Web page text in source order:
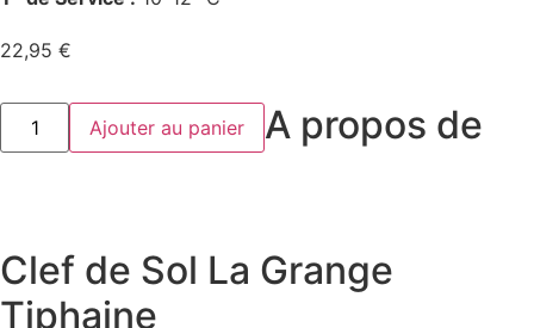
22,95 €
quantité
Clef
Ajouter au panier A propos de
Clef de Sol La Grange
Tiphaine